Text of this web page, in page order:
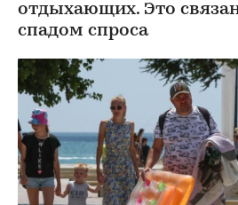
отдыхающих. Это
спадом спроса